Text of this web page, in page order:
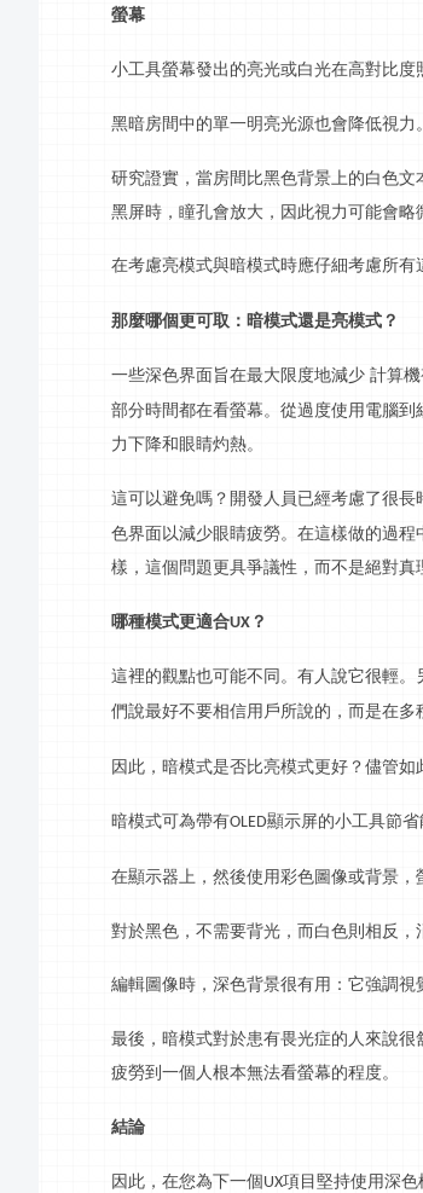
螢幕
小工具螢幕發出的亮光或白光在高對比度
黑暗房間中的單一明亮光源也會降低視力
研究證實，當房間比黑色背景上的白色
黑屏時，瞳孔會放大，因此視力可能會略
在考慮亮模式與暗模式時應仔細考慮所有
那麼哪個更可取：暗模式還是亮模式？
一些深色界面旨在最大限度地減少 計算
部分時間都在看螢幕。從過度使用電腦
力下降和眼睛灼熱。
這可以避免嗎？開發人員已經考慮了很長
色界面以減少眼睛疲勞。在這樣做的過
樣，這個問題更具爭議性，而不是絕對真
哪種模式更適合UX ？
這裡的觀點也可能不同。有人說它很輕
們說最好不要相信用戶所說的，而是在多
因此，暗模式是否比亮模式更好？儘管
暗模式可為帶有OLED顯示屏的小工具節省
在顯示器上，然後使用彩色圖像或背景，
對於黑色，不需要背光，而白色則相反，
編輯圖像時，深色背景很有用：它強調視
最後，暗模式對於患有畏光症的人來說很
疲勞到一個人根本無法看螢幕的程度。
結論
因此，在您為下一個UX項目堅持使用深